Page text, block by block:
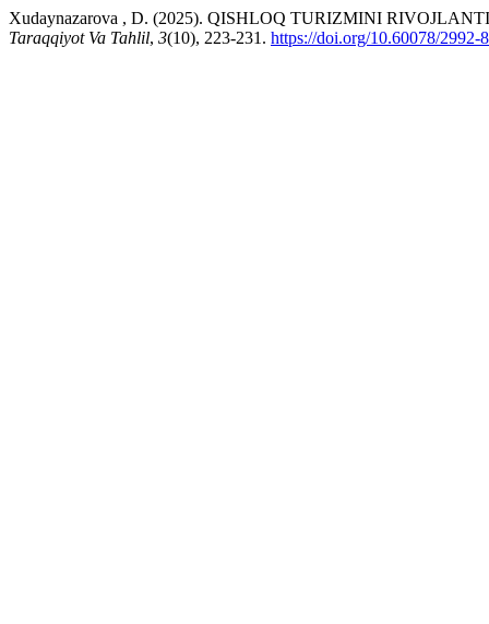
Xudaynazarova , D. (2025). QISHLOQ TURIZMINI
Taraqqiyot Va Tahlil, 3(10), 223-231. https://doi.org/10.60078/